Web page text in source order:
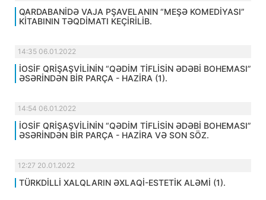
QARDABANİDƏ VAJA PŞAVELANIN “MEŞƏ KOMEDİYASI”
KİTABININ TƏQDİMATI KEÇİRİLİB.
14:35 06.01.2022
İOSİF QRİŞAŞVİLİNİN “QƏDİM TİFLİSİN ƏDƏBİ BOHEMASI”
ƏSƏRİNDƏN BİR PARÇA - HAZİRA (1).
14:54 06.01.2022
İOSİF QRİŞAŞVİLİNİN “QƏDİM TİFLİSİN ƏDƏBİ BOHEMASI”
ƏSƏRİNDƏN BİR PARÇA - HAZİRA VƏ SON SÖZ.
12:27 20.01.2022
TÜRKDİLLİ XALQLARIN ƏXLAQİ-ESTETİK ALƏMİ (1).